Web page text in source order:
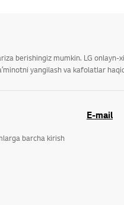
berishingiz mumkin. LG
yangilash va kafolatlar
barcha kirish
E-mail